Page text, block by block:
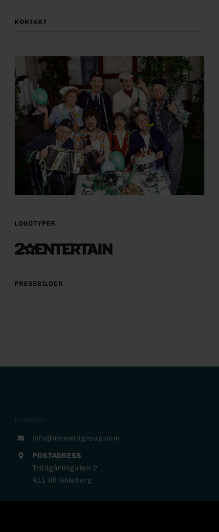
KONTAKT
LOGOTYPER
PRESSBILDER
info@momentgroup.com
POSTADRESS
Trädgårdsgatan 2
411 08 Göteborg